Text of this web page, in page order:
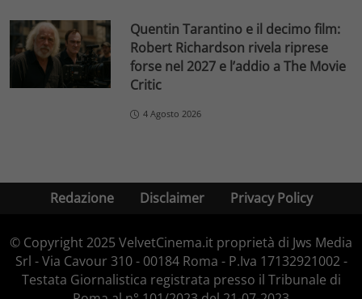
Quentin Tarantino e il decimo film:
Robert Richardson rivela riprese
forse nel 2027 e l’addio a The Movie
Critic
4 Agosto 2026
Redazione Disclaimer Privacy Policy
© Copyright 2025 VelvetCinema.it proprietà di Jws Media
Srl - Via Cavour 310 - 00184 Roma - P.Iva 17132921002 -
Testata Giornalistica registrata presso il Tribunale di